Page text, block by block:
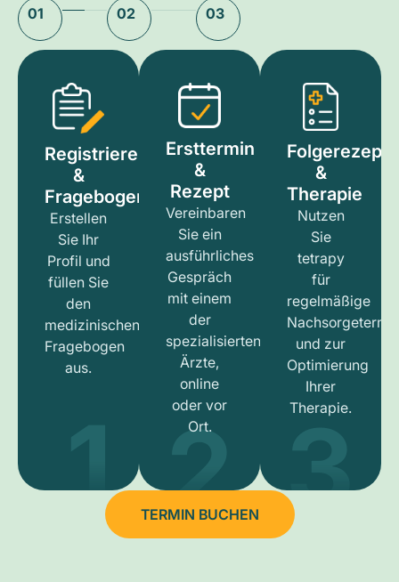
01 02 03
Registrieren
&
Fragebogen
Erstellen
Sie Ihr
Profil und
füllen Sie
den
medizinischen
Fragebogen
aus.
1
Ersttermin
&
Rezept
Vereinbaren
Sie ein
ausführliches
Gespräch
mit einem
der
spezialisierten
Ärzte,
online
oder vor
Ort.
2
Folgerezept
&
Therapie
Nutzen
Sie
tetrapy
für
regelmäßige
und zur
Optimierung
Ihrer
Therapie.
3
TERMIN BUCHEN